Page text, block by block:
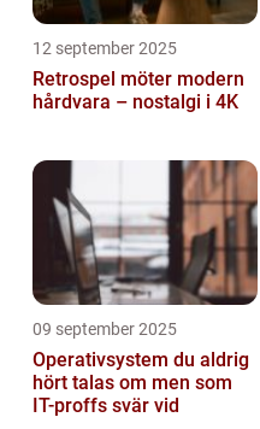
12 september 2025
Retrospel möter modern
hårdvara – nostalgi i 4K
09 september 2025
Operativsystem du aldrig
hört talas om men som
IT-proffs svär vid